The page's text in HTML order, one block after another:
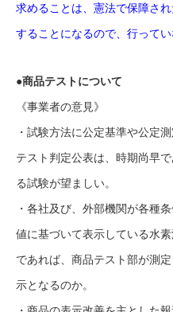
求めることは、憲法で保障さ
することになるので、行ってい
●商品テストについて
《事業者の意見》
・試験方法に公定基準や公定
テスト判定公表は、時期尚早
る試験が望ましい。
・各社及び、外部機関が各種
値に基づいて表示している水
であれば、商品テスト部が測
示となるのか。